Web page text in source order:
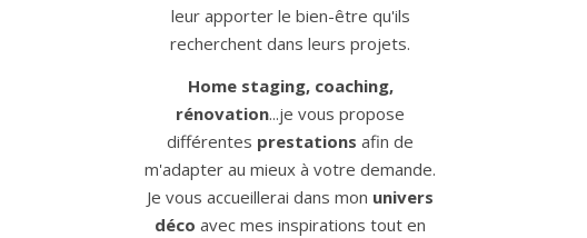
leur apporter le bien-être qu'ils
recherchent dans leurs projets.
Home staging, coaching,
rénovation...je vous propose
différentes prestations afin de
m'adapter au mieux à votre demande.
Je vous accueillerai dans mon univers
déco avec mes inspirations tout en